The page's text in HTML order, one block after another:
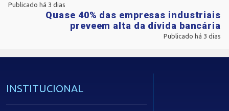
Publicado há 3 dias
Quase 40% das empresas industriais
preveem alta da dívida bancária
Publicado há 3 dias
INSTITUCIONAL